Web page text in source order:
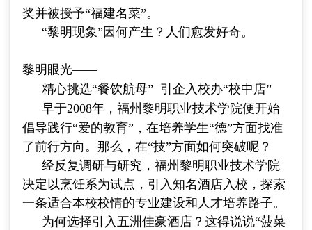
奖并被授予“福建名菜”。
“黎明现象”因何产生？人们愈发好奇。
黎明眼光——
精心挑选“餐饮航母” 引企入校办“校中店”
早于2008年，福州黎明职业技术学院便开始
倡导践行“爱的教育”，在培养学生“德”方面找准
了前行方向。那么，在“技”方面如何突破呢？
经反复调研与研究，福州黎明职业技术学院
决定以烹饪系为试点，引入知名酒店入校，探索
一条适合本校校情的专业建设和人才培养路子。
为何选择引入五洲佳豪酒店？这得说说“菠菜